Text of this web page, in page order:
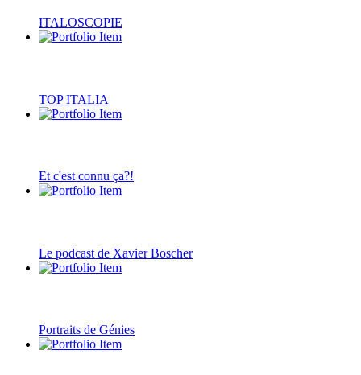
ITALOSCOPIE
TOP ITALIA
Et c'est connu ça?!
Le podcast de Xavier Boscher
Portraits de Génies